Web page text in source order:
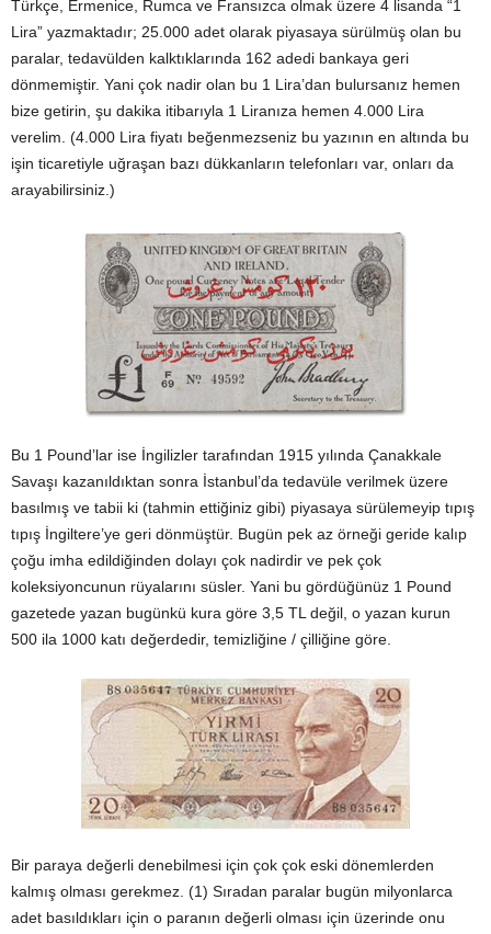
Türkçe, Ermenice, Rumca ve Fransızca olmak üzere 4 lisanda “1
Lira” yazmaktadır; 25.000 adet olarak piyasaya sürülmüş olan bu
paralar, tedavülden kalktıklarında 162 adedi bankaya geri
dönmemiştir. Yani çok nadir olan bu 1 Lira’dan bulursanız hemen
bize getirin, şu dakika itibarıyla 1 Liranıza hemen 4.000 Lira
verelim. (4.000 Lira fiyatı beğenmezseniz bu yazının en altında bu
işin ticaretiyle uğraşan bazı dükkanların telefonları var, onları da
arayabilirsiniz.)
Bu 1 Pound’lar ise İngilizler tarafından 1915 yılında Çanakkale
Savaşı kazanıldıktan sonra İstanbul’da tedavüle verilmek üzere
basılmış ve tabii ki (tahmin ettiğiniz gibi) piyasaya sürülemeyip tıpış
tıpış İngiltere’ye geri dönmüştür. Bugün pek az örneği geride kalıp
çoğu imha edildiğinden dolayı çok nadirdir ve pek çok
koleksiyoncunun rüyalarını süsler. Yani bu gördüğünüz 1 Pound
gazetede yazan bugünkü kura göre 3,5 TL değil, o yazan kurun
500 ila 1000 katı değerdedir, temizliğine / çilliğine göre.
Bir paraya değerli denebilmesi için çok çok eski dönemlerden
kalmış olması gerekmez. (1) Sıradan paralar bugün milyonlarca
adet basıldıkları için o paranın değerli olması için üzerinde onu